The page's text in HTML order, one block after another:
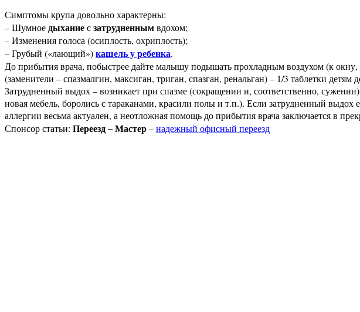
Симптомы крупа довольно характерны:
– Шумноедыханиесзатрудненнымвдохом;
– Изменения голоса (осиплость, охриплость);
– Грубый («лающий»)кашель у ребенка.
До прибытия врача, побыстрее дайте малышу подышать прохладным воздухом (к
(заменители – спазмалгин, максиган, триган, спазган, ренальган) – 1/3 таблетки
Затрудненный выдох – возникает при спазме (сокращении и, соответственно,
новая мебель, боролись с тараканами, красили полы и т.п.). Если затрудненный
аллергии весьма актуален, а неотложная помощь до прибытия врача заключается в
Спонсор статьи: Переезд – Мастер–надежный офисный переезд